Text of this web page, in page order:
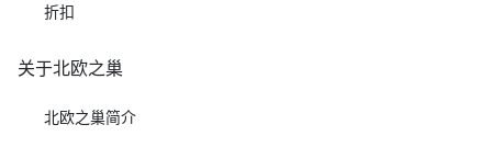
折扣
关于北欧之巢
北欧之巢简介